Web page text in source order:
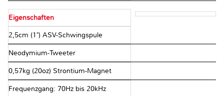
Eigenschaften
2,5cm (1") ASV-Schwingspule
Neodymium-Tweeter
0,57kg (20oz) Strontium-Magnet
Frequenzgang: 70Hz bis 20kHz